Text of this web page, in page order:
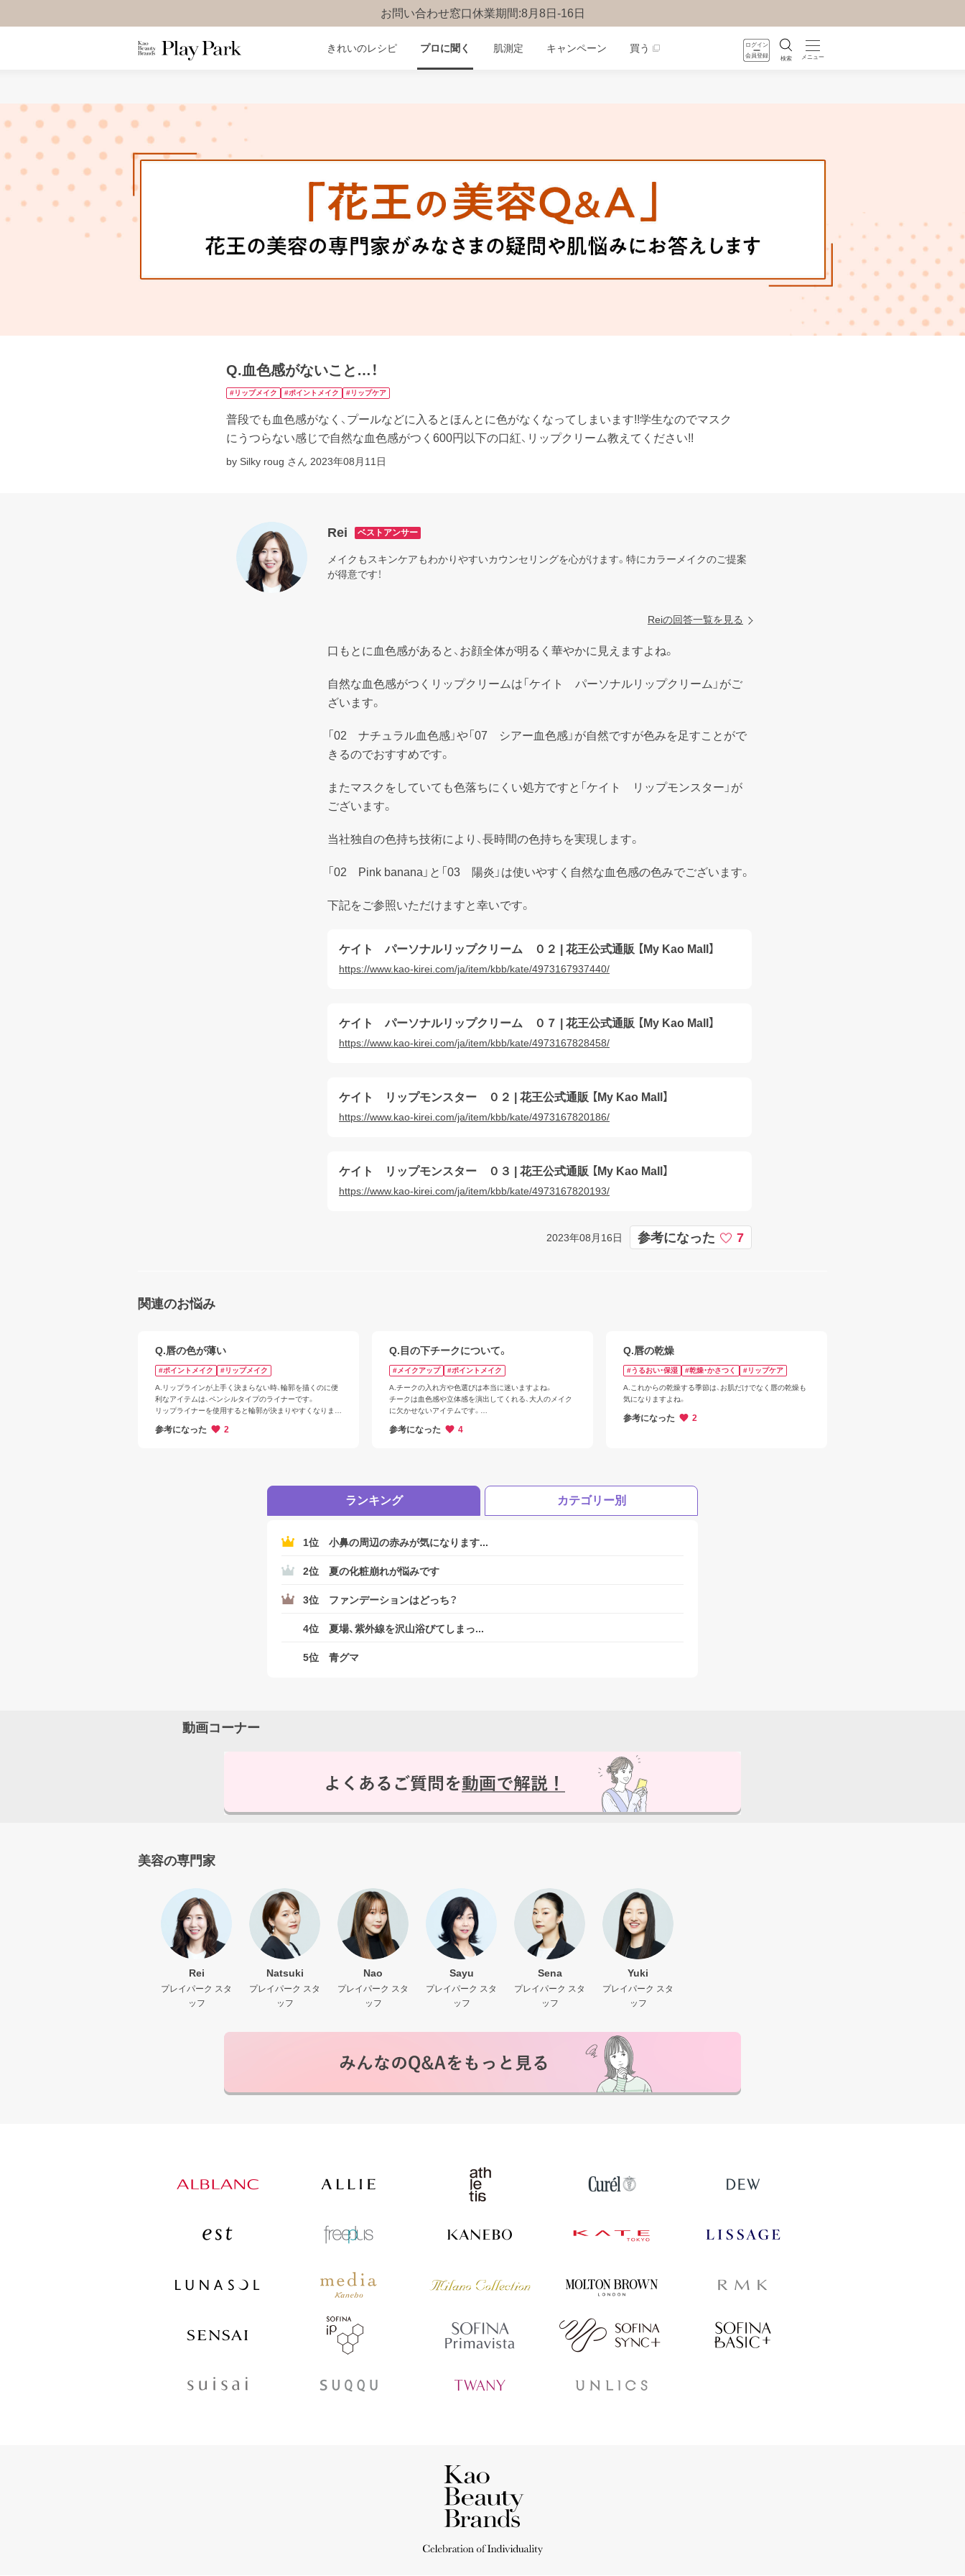
お問い合わせ窓口休業期間:8月8日-16日
ログイン
会員登録
検索 メニュー
きれいのレシピ プロに聞く 肌測定 キャンペーン 買う
ログアウトしますか？
Q.血色感がないこと…！
#リップメイク #ポイントメイク #リップケア
普段でも血色感がなく、プールなどに入るとほんとに色がなくなってしまいます!!学生なのでマスク
にうつらない感じで自然な血色感がつく600円以下の口紅、リップクリーム教えてください!!
by Silky roug さん 2023年08月11日
Rei ベストアンサー
メイクもスキンケアもわかりやすいカウンセリングを心がけます。特にカラーメイクのご提案
が得意です！
Reiの回答一覧を見る
口もとに血色感があると、お顔全体が明るく華やかに見えますよね。
自然な血色感がつくリップクリームは「ケイト　パーソナルリップクリーム」がご
ざいます。
「02　ナチュラル血色感」や「07　シアー血色感」が自然ですが色みを足すことがで
きるのでおすすめです。
またマスクをしていても色落ちにくい処方ですと「ケイト　リップモンスター」が
ございます。
当社独自の色持ち技術により、長時間の色持ちを実現します。
「02　Pink banana」と「03　陽炎」は使いやすく自然な血色感の色みでございます。
下記をご参照いただけますと幸いです。
ケイト パーソナルリップクリーム ０２ | 花王公式通販 【My Kao Mall】
https://www.kao-kirei.com/ja/item/kbb/kate/4973167937440/
ケイト パーソナルリップクリーム ０７ | 花王公式通販 【My Kao Mall】
https://www.kao-kirei.com/ja/item/kbb/kate/4973167828458/
ケイト リップモンスター ０２ | 花王公式通販 【My Kao Mall】
https://www.kao-kirei.com/ja/item/kbb/kate/4973167820186/
ケイト リップモンスター ０３ | 花王公式通販 【My Kao Mall】
https://www.kao-kirei.com/ja/item/kbb/kate/4973167820193/
2023年08月16日 参考になった 7
関連のお悩み
Q.唇の色が薄い
#ポイントメイク #リップメイク
A.リップラインが上手く決まらない時、輪郭を描くのに便
利なアイテムは、ペンシルタイプのライナーです。
リップライナーを使用すると輪郭が決まりやすくなりま
参考になった 2
Q.目の下チークについて。
#メイクアップ #ポイントメイク
A.チークの入れ方や色選びは本当に迷いますよね。
チークは血色感や立体感を演出してくれる、大人のメイク
に欠かせないアイテムです。
われています。
参考になった 4
Q.唇の乾燥
#うるおい・保湿 #乾燥・かさつく #リップケア
A.これからの乾燥する季節は、お肌だけでなく唇の乾燥も
気になりますよね。
参考になった 2
ランキング カテゴリー別
1位 小鼻の周辺の赤みが気になります...
2位 夏の化粧崩れが悩みです
3位 ファンデーションはどっち？
4位 夏場、紫外線を沢山浴びてしまっ...
5位 青グマ
動画コーナー
美容の専門家
Rei
プレイパーク スタ
ッフ
Natsuki
プレイパーク スタ
ッフ
Nao
プレイパーク スタ
ッフ
Sayu
プレイパーク スタ
ッフ
Sena
プレイパーク スタ
ッフ
Yuki
プレイパーク スタ
ッフ